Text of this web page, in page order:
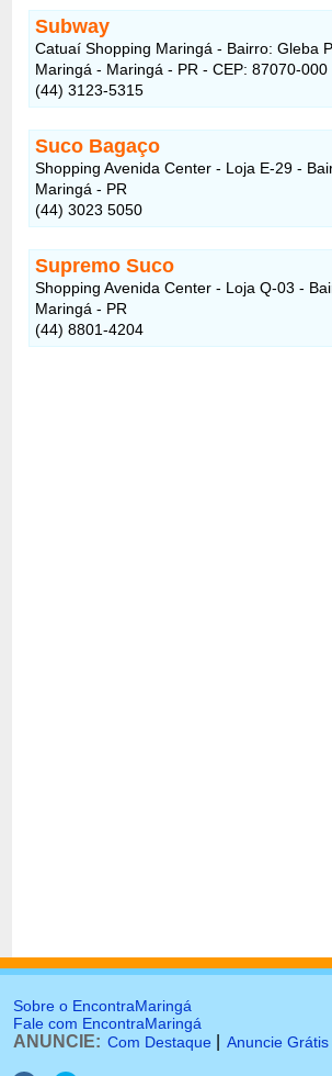
Subway
Catuaí Shopping Maringá - Bairro: Gleba
Maringá - Maringá - PR - CEP: 87070-000
(44) 3123-5315
Suco Bagaço
Shopping Avenida Center - Loja E-29 -
Maringá - PR
(44) 3023 5050
Supremo Suco
Shopping Avenida Center - Loja Q-03 -
Maringá - PR
(44) 8801-4204
Sobre o EncontraMaringá
Fale com EncontraMaringá
ANUNCIE: Com Destaque Anuncie Grátis